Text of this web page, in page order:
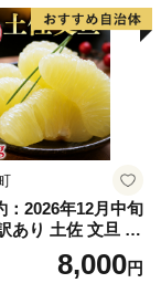
：2026年12月中旬
あり 土佐 文旦 8k
以上サイズミック
わけあり ぶんた
8,000円